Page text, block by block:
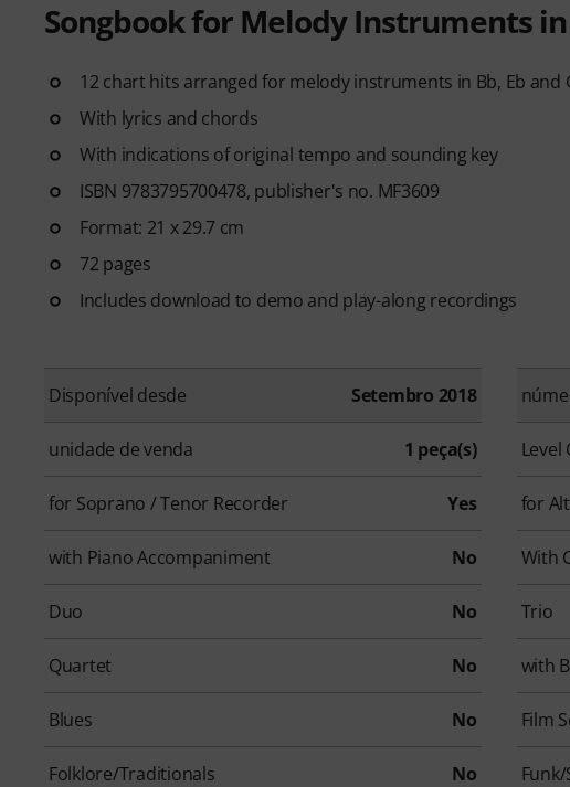
Songbook for Melody Instruments in
12 chart hits arranged for melody instruments in Bb, Eb and
With lyrics and chords
With indications of original tempo and sounding key
ISBN 9783795700478, publisher's no. MF3609
Format: 21 x 29.7 cm
72 pages
Includes download to demo and play-along recordings
Disponível desde Setembro 2018
unidade de venda 1 peça(s) Level
for Soprano / Tenor Recorder Yes for
with Piano Accompaniment No With
Duo No Trio
Quartet No with
Blues No Film
Folklore/Traditionals No